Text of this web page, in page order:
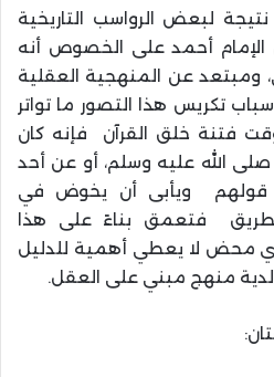
لبعض الرواسب التاريخية
أحمد على الخصوص أنه
ومبتعد عن المنهجية العقلية
تكريس هذا التصور ما تواتر
فتنة خلق القرآن فإنه كان
الله عليه وسلم، أو عن أحد
ويأبى أن يخوض في
فتعمق بناءً على هذا
محض لا يعطي أهمية للدليل
منهج مبني على العقل.